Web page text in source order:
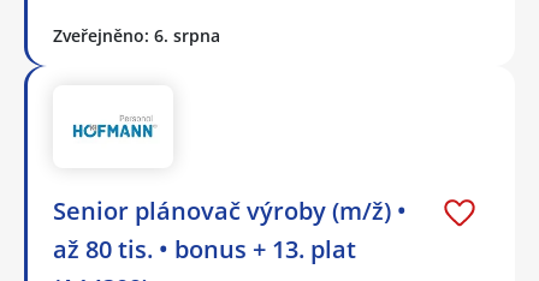
Zveřejněno: 6. srpna
Senior plánovač výroby (m/ž) •
až 80 tis. • bonus + 13. plat